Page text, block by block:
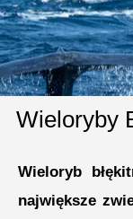
Wieloryby
Wieloryb
największe